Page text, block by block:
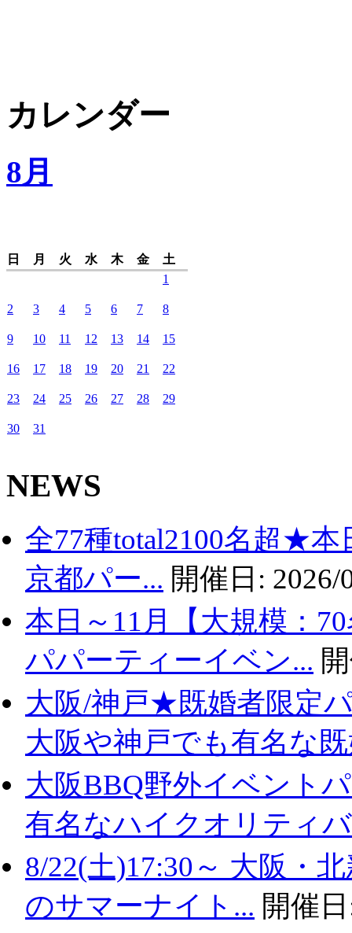
カレンダー
8月
日 月 火 水 木 金
土
1
2 3 4 5 6 7 8
9 10 11 12 13 14 15
16 17 18 19 20 21 22
23 24 25 26 27 28 29
30 31
NEWS
全77種total2100名超★本
京都パー... 開催日: 2026/
本日～11月【大規模：
パパーティーイベン...
大阪/神戸★既婚者限定
大阪や神戸でも有名な
大阪BBQ野外イベント
有名なハイクオリティ
8/22(土)17:30～ 大阪・
のサマーナイト... 開催